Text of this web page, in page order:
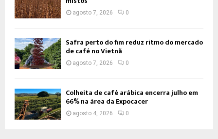
agosto 7, 2026 0
Safra perto do fim reduz ritmo do mercado
de café no Vietnã
agosto 7, 2026 0
Colheita de café arábica encerra julho em
66% na área da Expocacer
agosto 4, 2026 0